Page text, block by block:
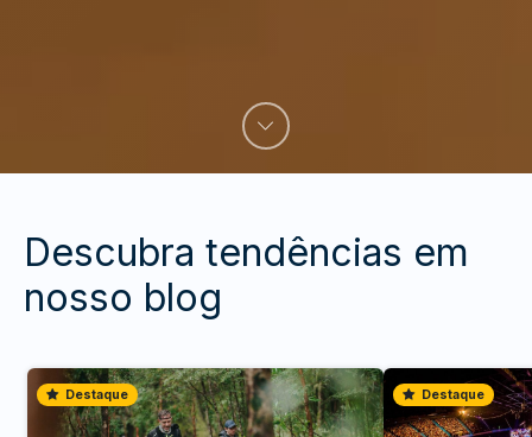
Descubra tendências em
nosso blog
Destaque Destaque